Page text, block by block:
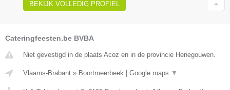
BEKIJK VOLLEDIG PROFIEL
Cateringfeesten.be BVBA
Niet gevestigd in de plaats Acoz en in de provincie Henegouwen.
Vlaams-Brabant » Boortmeerbeek Google maps ▼